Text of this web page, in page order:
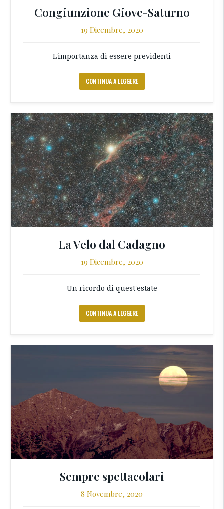
Congiunzione Giove-Saturno
19 Dicembre, 2020
L'importanza di essere previdenti
CONTINUA A LEGGERE
La Velo dal Cadagno
19 Dicembre, 2020
Un ricordo di quest'estate
CONTINUA A LEGGERE
Sempre spettacolari
8 Novembre, 2020